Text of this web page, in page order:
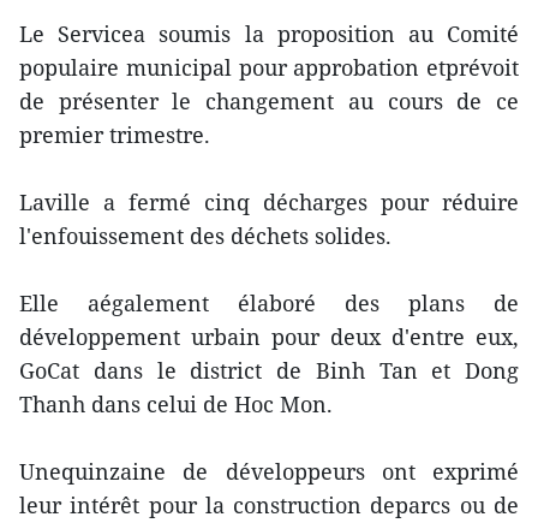
Le Servicea soumis la proposition au Comité
populaire municipal pour approbation etprévoit
de présenter le changement au cours de ce
premier trimestre.
Laville a fermé cinq décharges pour réduire
l'enfouissement des déchets solides.
Elle aégalement élaboré des plans de
développement urbain pour deux d'entre eux,
GoCat dans le district de Binh Tan et Dong
Thanh dans celui de Hoc Mon.
Unequinzaine de développeurs ont exprimé
leur intérêt pour la construction deparcs ou de